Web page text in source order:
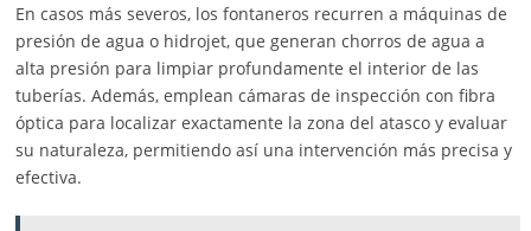
En casos más severos, los fontaneros recurren a máquinas de
presión de agua o hidrojet, que generan chorros de agua a
alta presión para limpiar profundamente el interior de las
tuberías. Además, emplean cámaras de inspección con fibra
óptica para localizar exactamente la zona del atasco y evaluar
su naturaleza, permitiendo así una intervención más precisa y
efectiva.